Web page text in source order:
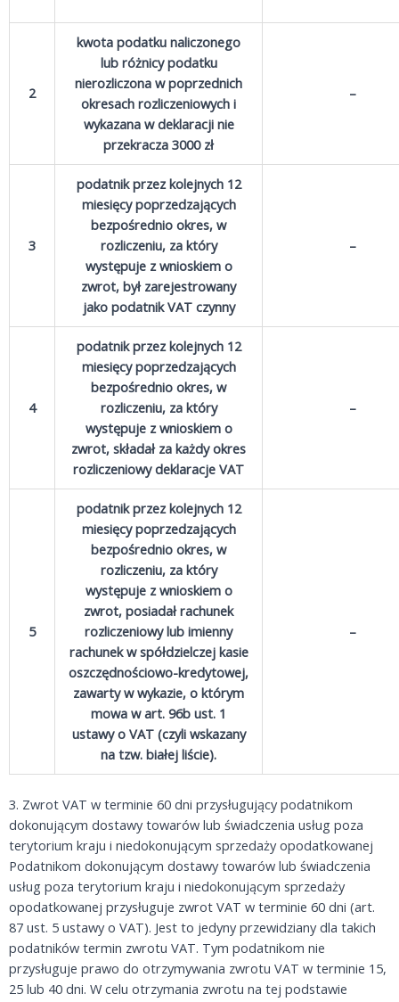
2
kwota podatku naliczonego
lub różnicy podatku
nierozliczona w poprzednich
okresach rozliczeniowych i
wykazana w deklaracji nie
przekracza 3000 zł
–
3
podatnik przez kolejnych 12
miesięcy poprzedzających
bezpośrednio okres, w
rozliczeniu, za który
występuje z wnioskiem o
zwrot, był zarejestrowany
jako podatnik VAT czynny
–
4
podatnik przez kolejnych 12
miesięcy poprzedzających
bezpośrednio okres, w
rozliczeniu, za który
występuje z wnioskiem o
zwrot, składał za każdy okres
rozliczeniowy deklaracje VAT
–
5
podatnik przez kolejnych 12
miesięcy poprzedzających
bezpośrednio okres, w
rozliczeniu, za który
występuje z wnioskiem o
zwrot, posiadał rachunek
rozliczeniowy lub imienny
rachunek w spółdzielczej kasie
oszczędnościowo-kredytowej,
zawarty w wykazie, o którym
mowa w art. 96b ust. 1
ustawy o VAT (czyli wskazany
na tzw. białej liście).
–
3. Zwrot VAT w terminie 60 dni przysługujący podatnikom
dokonującym dostawy towarów lub świadczenia usług poza
terytorium kraju i niedokonującym sprzedaży opodatkowanej
Podatnikom dokonującym dostawy towarów lub świadczenia
usług poza terytorium kraju i niedokonującym sprzedaży
opodatkowanej przysługuje zwrot VAT w terminie 60 dni (art.
87 ust. 5 ustawy o VAT). Jest to jedyny przewidziany dla takich
podatników termin zwrotu VAT. Tym podatnikom nie
przysługuje prawo do otrzymywania zwrotu VAT w terminie 15,
25 lub 40 dni. W celu otrzymania zwrotu na tej podstawie